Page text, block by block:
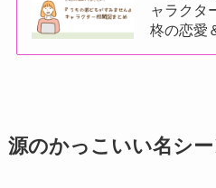
ャラクタ
柊の恋愛
源のかっこいい名シー